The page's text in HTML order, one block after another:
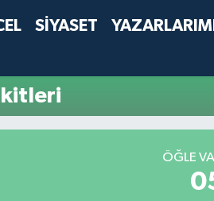
SİYASET
ÖĞLE